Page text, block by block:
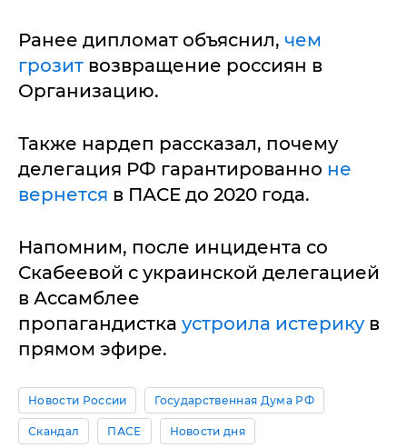
Ранее дипломат объяснил, чем
грозит возвращение россиян в
Организацию.
Также нардеп рассказал, почему
делегация РФ гарантированно не
вернется в ПАСЕ до 2020 года.
Напомним, после инцидента со
Скабеевой с украинской делегацией
в Ассамблее
пропагандистка устроила истерикув
прямом эфире.
Новости России Государственная Дума РФ
Скандал ПАСЕ Новости дня